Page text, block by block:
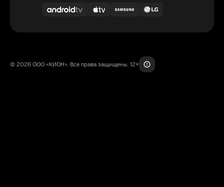
© 2026 ООО «КИОН». Все права защищены. 12+